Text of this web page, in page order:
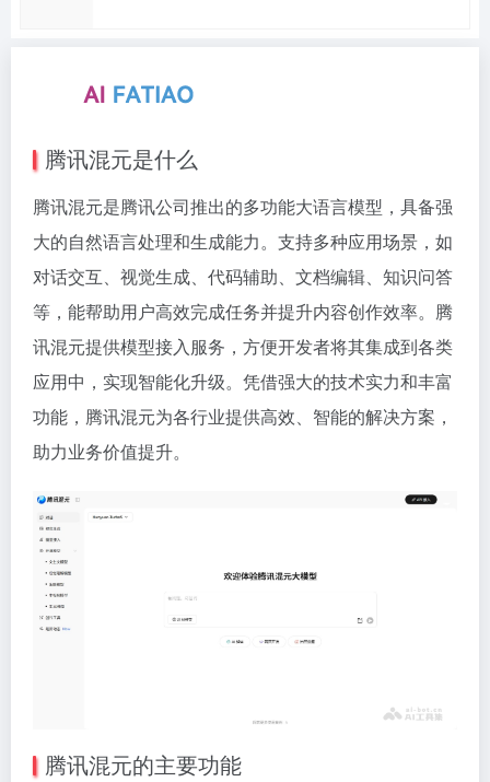
腾讯混元是什么
腾讯混元是腾讯公司推出的多功能大语言模型，具备强
大的自然语言处理和生成能力。支持多种应用场景，如
对话交互、视觉生成、代码辅助、文档编辑、知识问答
等，能帮助用户高效完成任务并提升内容创作效率。腾
讯混元提供模型接入服务，方便开发者将其集成到各类
应用中，实现智能化升级。凭借强大的技术实力和丰富
功能，腾讯混元为各行业提供高效、智能的解决方案，
助力业务价值提升。
腾讯混元的主要功能